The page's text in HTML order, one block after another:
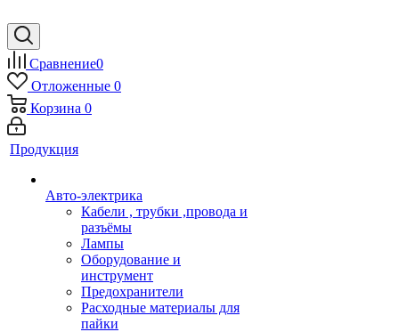
Сравнение0
Отложенные 0
Корзина 0
Продукция
Авто-электрика
Кабели , трубки ,провода и
разъёмы
Лампы
Оборудование и
инструмент
Предохранители
Расходные материалы для
пайки